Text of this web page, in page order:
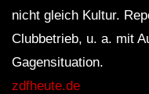
nicht gleich Kultur.
Clubbetrieb, u. a. mit
Gagensituation.
zdfheute.de